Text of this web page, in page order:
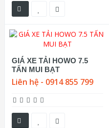
GIÁ XE TẢI HOWO 7.5
TẤN MUI BẠT
Liên hệ - 0914 855 799